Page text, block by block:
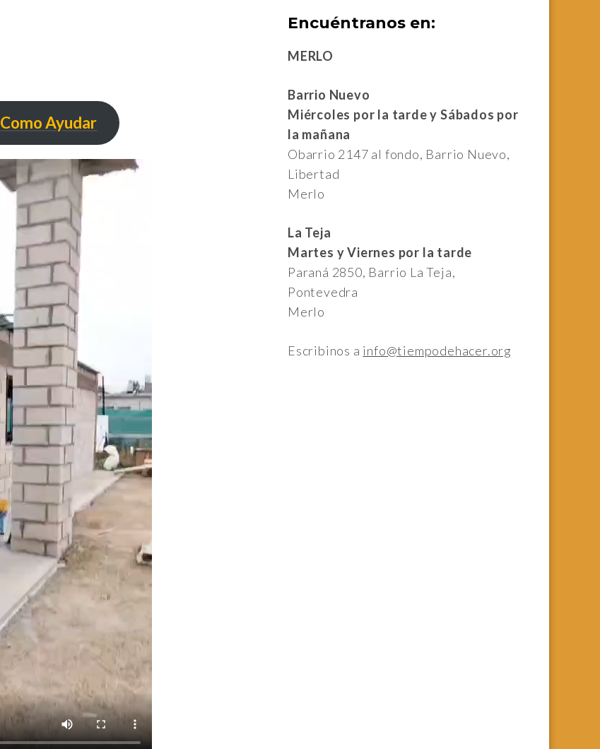
Como Ayudar
Encuéntranos en:
MERLO
Barrio Nuevo
Miércoles por la tarde ySábados por
la mañana
Obarrio 2147 al fondo, Barrio Nuevo,
Libertad
Merlo
La Teja
Martes y Viernes por la tarde
Paraná 2850, Barrio La Teja,
Pontevedra
Merlo
Escribinos a info@tiempodehacer.org